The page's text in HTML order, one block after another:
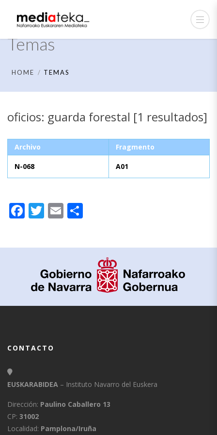
Temas
HOME TEMAS
oficios: guarda forestal [1 resultados]
Archivo Fragmento
N-068 A01
Facebook
Twitter
Email
CONTACTO
EUSKARABIDEA – Instituto Navarro del Euskera
Dirección: Paulino Caballero 13
CP: 31002
Localidad: Pamplona/Iruña